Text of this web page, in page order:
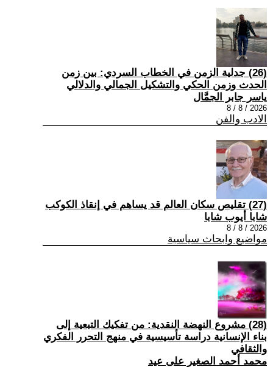
(26) جدلية الزمن في الخطاب السردي: بين زمن
الحدث وزمن الحكي والتشكيل الجمالي والدلالي
ياسر جابر الجمَّال
2026 / 8 / 8
الادب والفن
(27) تقليص سكان العالم قد يساهم في إنقاذ الكوكب
شابا أيوب شابا
2026 / 8 / 8
مواضيع وابحاث سياسية
(28) مشروع النهضة النقدية: من تفكيك التبعية إلى
بناء الإنسانية دراسة تأسيسية في منهج التحرر الفكري
والثقافي
محمد أحمد الصغير على عيد